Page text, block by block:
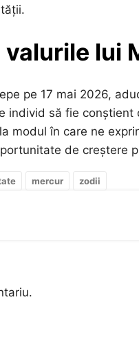
lui
pe 17 mai 2026,
individ să fie
modul în care ne
de creștere
mercur zodii